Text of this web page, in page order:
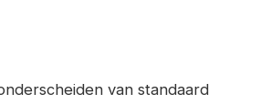
van standaard